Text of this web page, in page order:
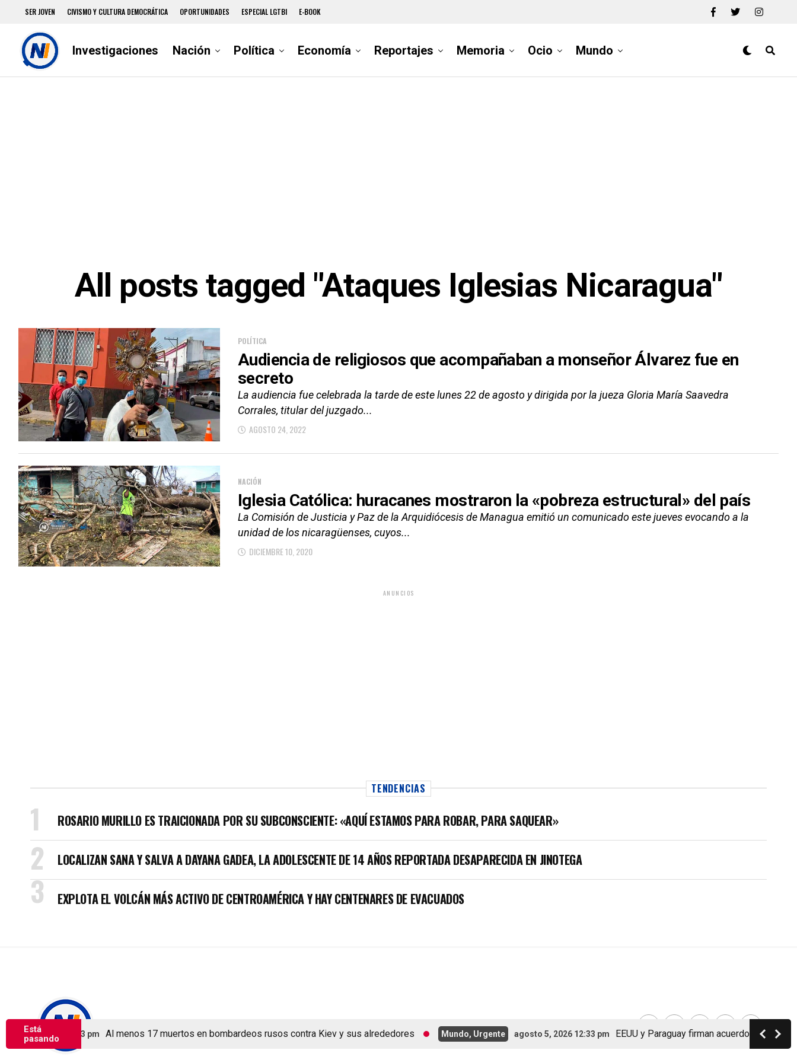
SER JOVEN CIVISMO Y CULTURA DEMOCRÁTICA OPORTUNIDADES ESPECIAL LGTBI E-BOOK
Investigaciones Nación Política Economía Reportajes Memoria Ocio Mundo
Está
pasando
5, 2026 2:53 pm Al menos 17 muertos en bombardeos rusos contra Kiev y sus alrededores Mundo, Urgente agosto 5, 2026 12:33 pm EEUU y Paraguay firman acuerdo de
All posts tagged "Ataques Iglesias Nicaragua"
POLÍTICA
Audiencia de religiosos que acompañaban a monseñor Álvarez fue en
secreto
La audiencia fue celebrada la tarde de este lunes 22 de agosto y dirigida por la jueza Gloria María Saavedra
Corrales, titular del juzgado...
AGOSTO 24, 2022
NACIÓN
Iglesia Católica: huracanes mostraron la «pobreza estructural» del país
La Comisión de Justicia y Paz de la Arquidiócesis de Managua emitió un comunicado este jueves evocando a la
unidad de los nicaragüenses, cuyos...
DICIEMBRE 10, 2020
ANUNCIOS
TENDENCIAS
ROSARIO MURILLO ES TRAICIONADA POR SU SUBCONSCIENTE: «AQUÍ ESTAMOS PARA ROBAR, PARA SAQUEAR»
LOCALIZAN SANA Y SALVA A DAYANA GADEA, LA ADOLESCENTE DE 14 AÑOS REPORTADA DESAPARECIDA EN JINOTEGA
EXPLOTA EL VOLCÁN MÁS ACTIVO DE CENTROAMÉRICA Y HAY CENTENARES DE EVACUADOS